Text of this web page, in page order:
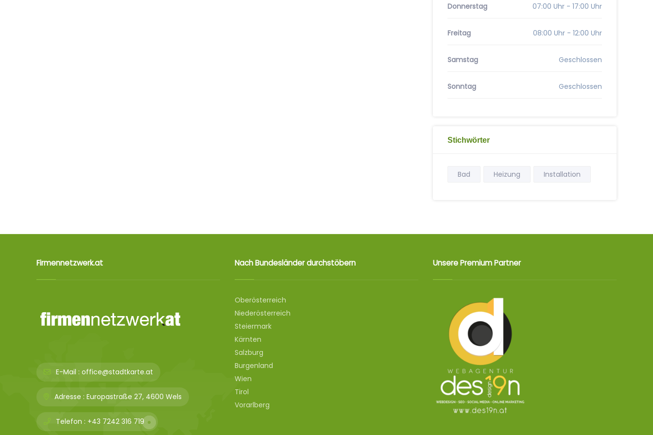
Donnerstag 07:00 Uhr - 17:00 Uhr
Freitag 08:00 Uhr - 12:00 Uhr
Samstag Geschlossen
Sonntag Geschlossen
Stichwörter
Bad Heizung Installation
Firmennetzwerk.at
E-Mail : office@stadtkarte.at
Adresse : Europastraße 27, 4600 Wels
Telefon : +43 7242 316 719
Nach Bundesländer durchstöbern
Oberösterreich
Niederösterreich
Steiermark
Kärnten
Salzburg
Burgenland
Wien
Tirol
Vorarlberg
Unsere Premium Partner